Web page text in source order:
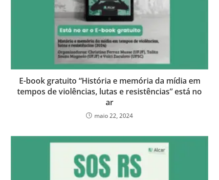
E-book gratuito “História e memória da mídia em
tempos de violências, lutas e resistências” está no
ar
maio 22, 2024